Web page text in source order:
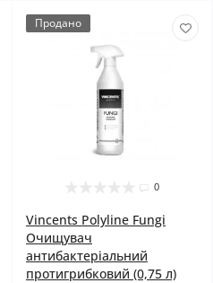
Продано
0
Vincents Polyline Fungi
Очищувач
антибактеріальний
протигрибковий (0,75 л)